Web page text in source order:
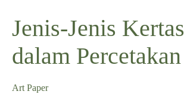
Jenis-Jenis Kertas
dalam Percetakan
Art Paper